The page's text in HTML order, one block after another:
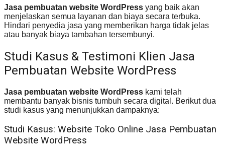
Jasa pembuatan website WordPress yang baik akan
menjelaskan semua layanan dan biaya secara terbuka.
Hindari penyedia jasa yang memberikan harga tidak jelas
atau banyak biaya tambahan tersembunyi.
Studi Kasus & Testimoni Klien Jasa
Pembuatan Website WordPress
Jasa pembuatan website WordPress kami telah
membantu banyak bisnis tumbuh secara digital. Berikut dua
studi kasus yang menunjukkan dampaknya:
Studi Kasus: Website Toko Online Jasa Pembuatan
Website WordPress